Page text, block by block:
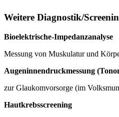
Weitere Diagnostik/
Bioelektrische-Impedanzanalyse
Messung von Muskulatur und
Augeninnendruckmessung
zur Glaukomvorsorge (im
Hautkrebsscreening